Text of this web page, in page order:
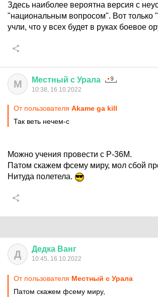
Здесь наиболее вероятна версия с
"национальным вопросом". Вот только
учли, что у всех будет в руках боевое
М Местный с Урала
10:38, 16.10.2022
От пользователя Akame ga kill
Так веть нечем-с
Можно учения провести с Р-36М.
Патом скажем фсему миру, мол сбой
Нитуда полетела.
Д Дедка Ванг
10:45, 16.10.2022
От пользователя Местный с Урала
Патом скажем фсему миру,